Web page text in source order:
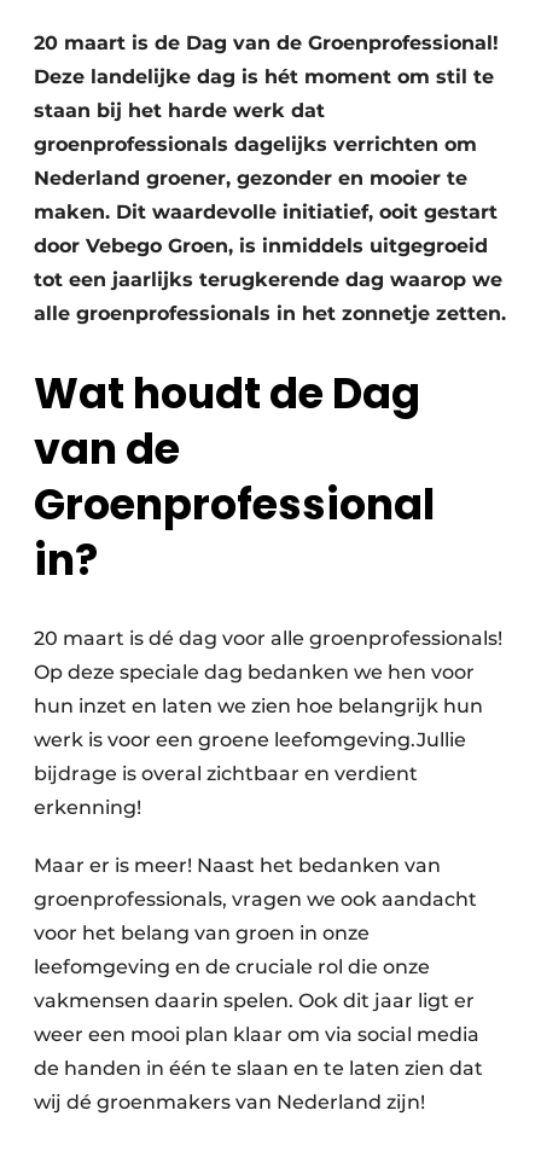
Vacature aanmelden
Vacatures
Video’s
20 maart is de Dag van de Groenprofessional!
Deze landelijke dag is hét moment om stil te
staan bij het harde werk dat
groenprofessionals dagelijks verrichten om
Nederland groener, gezonder en mooier te
maken. Dit waardevolle initiatief, ooit gestart
door Vebego Groen, is inmiddels uitgegroeid
tot een jaarlijks terugkerende dag waarop we
alle groenprofessionals in het zonnetje zetten.
Wat houdt de Dag
van de
Groenprofessional
in?
20 maart is dé dag voor alle groenprofessionals!
Op deze speciale dag bedanken we hen voor
hun inzet en laten we zien hoe belangrijk hun
werk is voor een groene leefomgeving.Jullie
bijdrage is overal zichtbaar en verdient
erkenning!​
Maar er is meer! Naast het bedanken van
groenprofessionals, vragen we ook aandacht
voor het belang van groen in onze
leefomgeving en de cruciale rol die onze
vakmensen daarin spelen. Ook dit jaar ligt er
weer een mooi plan klaar om via social media
de handen in één te slaan en te laten zien dat
wij dé groenmakers van Nederland zijn! ​